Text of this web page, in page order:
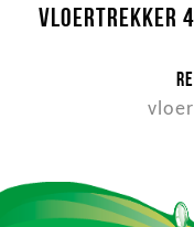
Vloertrekker